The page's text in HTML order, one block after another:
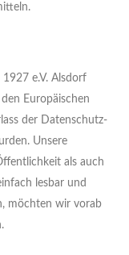
e.V. Alsdorf
Europäischen
der Datenschutz-
Unsere
als auch
lesbar und
möchten wir vorab